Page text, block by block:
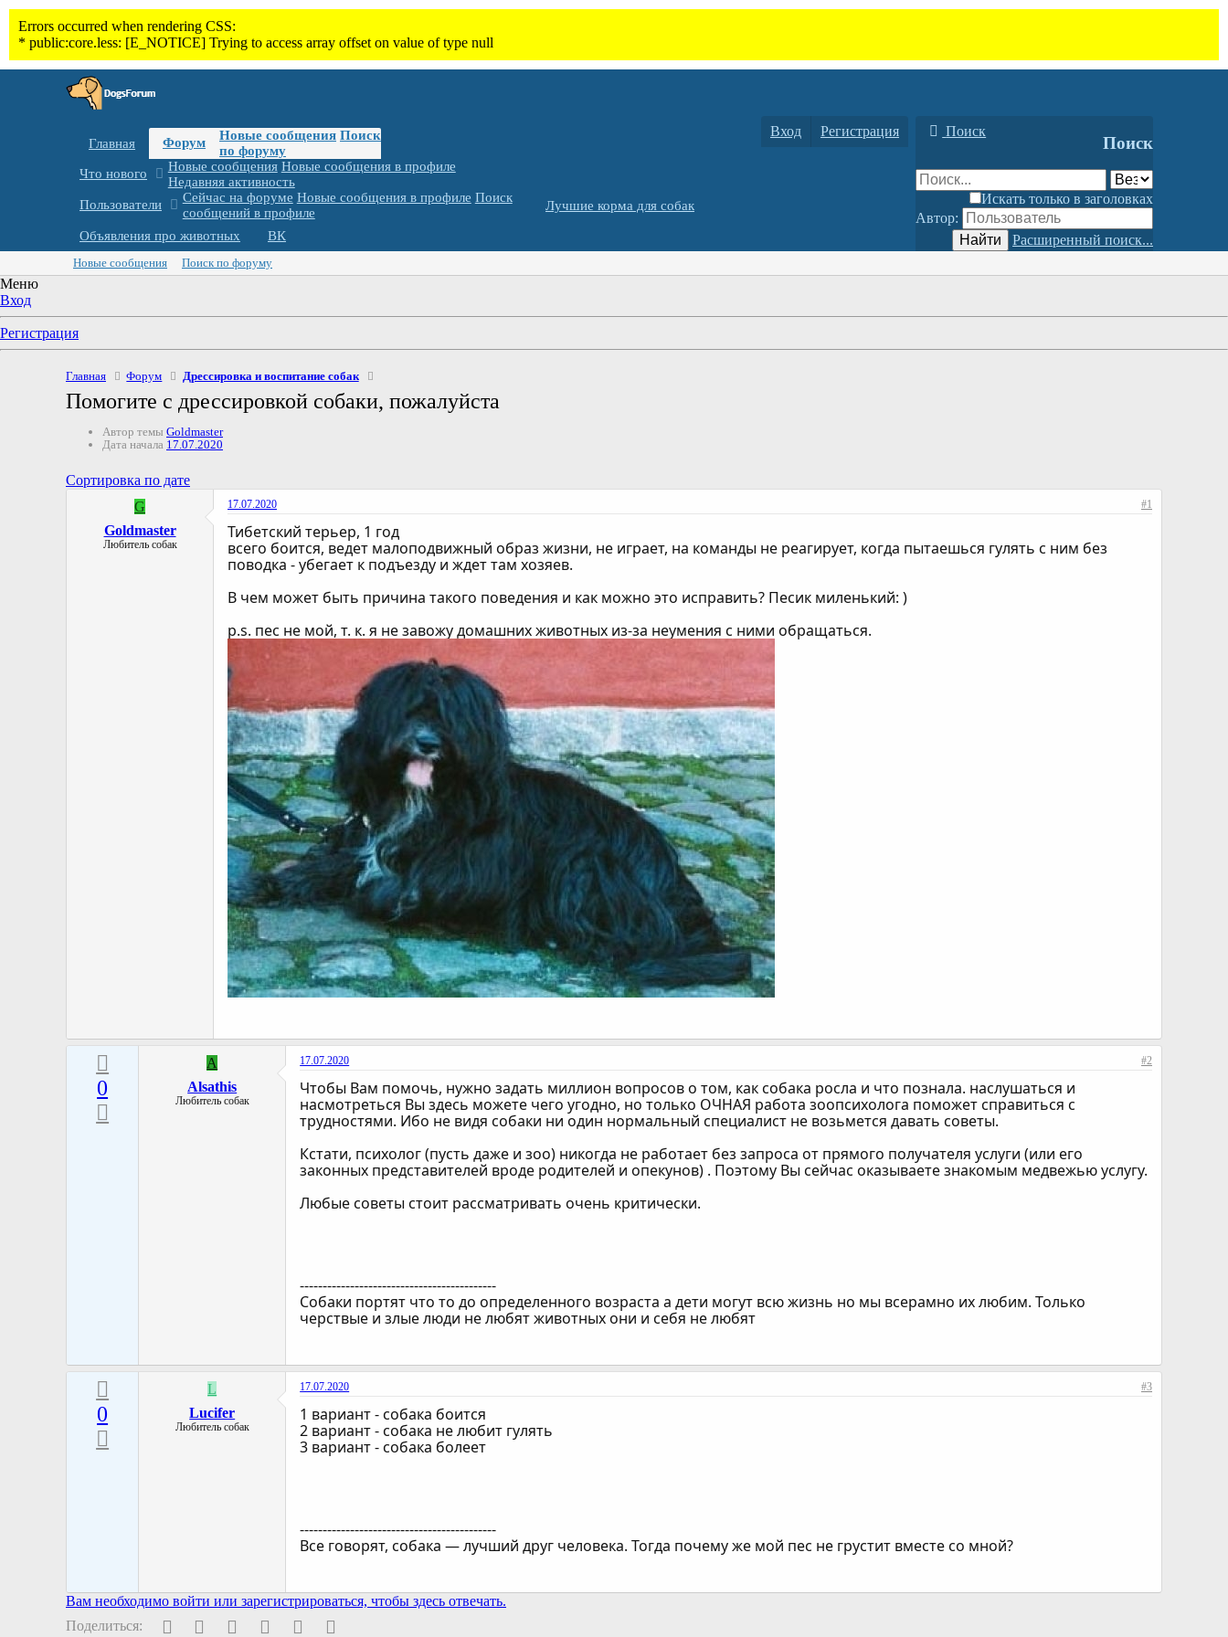
Главная Форум Новые сообщения Поиск
по форуму
Что нового
Новые сообщения Новые сообщения в профиле
Недавняя активность
Пользователи
Сейчас на форуме Новые сообщения в профиле Поиск
сообщений в профиле
Лучшие корма для собак
Объявления про животных ВК
Вход Регистрация Поиск
Поиск
Искать только в заголовках
Автор:
Найти
Расширенный поиск...
Новые сообщения Поиск по форуму
Меню
Вход
Регистрация
Главная Форум Дрессировка и воспитание собак
Помогите с дрессировкой собаки, пожалуйста
Автор темы Goldmaster
Дата начала 17.07.2020
Сортировка по дате
G
Goldmaster
Любитель собак
17.07.2020 #1
Тибетский терьер, 1 год
всего боится, ведет малоподвижный образ жизни, не играет, на команды не реагирует, когда пытаешься гулять с ним без
поводка - убегает к подъезду и ждет там хозяев.
В чем может быть причина такого поведения и как можно это исправить? Песик миленький: )
p.s. пес не мой, т. к. я не завожу домашних животных из-за неумения с ними обращаться.
0
A
Alsathis
Любитель собак
17.07.2020 #2
Чтобы Вам помочь, нужно задать миллион вопросов о том, как собака росла и что познала. наслушаться и
насмотреться Вы здесь можете чего угодно, но только ОЧНАЯ работа зоопсихолога поможет справиться с
трудностями. Ибо не видя собаки ни один нормальный специалист не возьмется давать советы.
Кстати, психолог (пусть даже и зоо) никогда не работает без запроса от прямого получателя услуги (или его
законных представителей вроде родителей и опекунов) . Поэтому Вы сейчас оказываете знакомым медвежью услугу.
Любые советы стоит рассматривать очень критически.
-------------------------------------------
Собаки портят что то до определенного возраста а дети могут всю жизнь но мы всерамно их любим. Только
черствые и злые люди не любят животных они и себя не любят
0
L
Lucifer
Любитель собак
17.07.2020 #3
1 вариант - собака боится
2 вариант - собака не любит гулять
3 вариант - собака болеет
-------------------------------------------
Все говорят, собака — лучший друг человека. Тогда почему же мой пес не грустит вместе со мной?
Вам необходимо войти или зарегистрироваться, чтобы здесь отвечать.
Поделиться:
Facebook
Twitter PinterestWhatsAppЭлектронная почта